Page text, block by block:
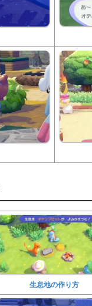
生息地の作り方